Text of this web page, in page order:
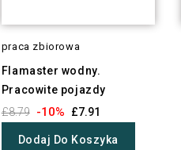
praca zbiorowa
Flamaster wodny.
Pracowite pojazdy
£8.79 -10% £7.91
Dodaj Do Koszyka